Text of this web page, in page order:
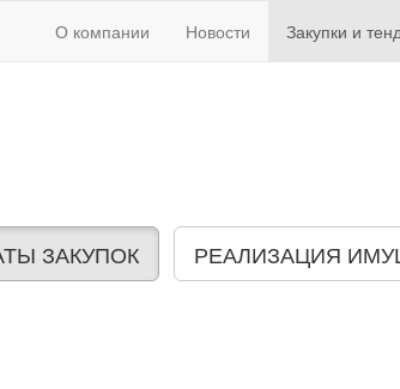
О компании Новости Закупки и
ЗАКУПОК РЕАЛИЗАЦИЯ